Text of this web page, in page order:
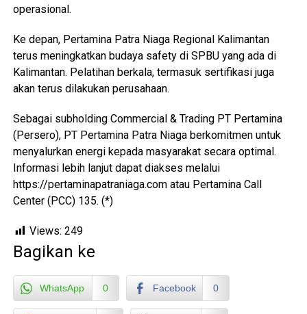
operasional.
Ke depan, Pertamina Patra Niaga Regional Kalimantan
terus meningkatkan budaya safety di SPBU yang ada di
Kalimantan. Pelatihan berkala, termasuk sertifikasi juga
akan terus dilakukan perusahaan.
Sebagai subholding Commercial & Trading PT Pertamina
(Persero), PT Pertamina Patra Niaga berkomitmen untuk
menyalurkan energi kepada masyarakat secara optimal.
Informasi lebih lanjut dapat diakses melalui
https://pertaminapatraniaga.com atau Pertamina Call
Center (PCC) 135. (*)
Views: 249
Bagikan ke
WhatsApp 0 Facebook 0